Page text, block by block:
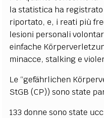
la statistica ha registrato
riportato, e, i reati più
lesioni personali
einfache
minacce, stalking e
Le “gefährlichen
StGB (CP)) sono state
133 donne sono state